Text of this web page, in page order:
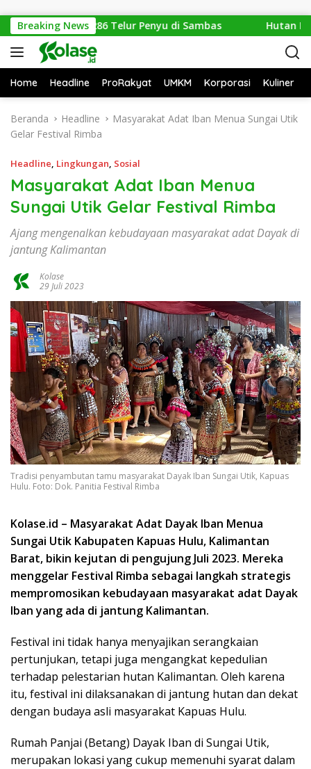
Breaking News
1.286 Telur Penyu di Sambas Hutan Ketapang
Home Headline ProRakyat UMKM Korporasi Kuliner
Beranda Headline
Masyarakat Adat Iban Menua Sungai Utik
Gelar Festival Rimba
Headline, Lingkungan, Sosial
Masyarakat Adat Iban Menua
Sungai Utik Gelar Festival Rimba
Ajang mengenalkan kebudayaan masyarakat adat Dayak di
jantung Kalimantan
Kolase
29 Juli 2023
Tradisi penyambutan tamu masyarakat Dayak Iban Sungai Utik, Kapuas
Hulu. Foto: Dok. Panitia Festival Rimba
Kolase.id – Masyarakat Adat Dayak Iban Menua
Sungai Utik Kabupaten Kapuas Hulu, Kalimantan
Barat, bikin kejutan di pengujung Juli 2023. Mereka
menggelar Festival Rimba sebagai langkah strategis
mempromosikan kebudayaan masyarakat adat Dayak
Iban yang ada di jantung Kalimantan.
Festival ini tidak hanya menyajikan serangkaian
pertunjukan, tetapi juga mengangkat kepedulian
terhadap pelestarian hutan Kalimantan. Oleh karena
itu, festival ini dilaksanakan di jantung hutan dan dekat
dengan budaya asli masyarakat Kapuas Hulu.
Rumah Panjai (Betang) Dayak Iban di Sungai Utik,
merupakan lokasi yang cukup memenuhi syarat dalam